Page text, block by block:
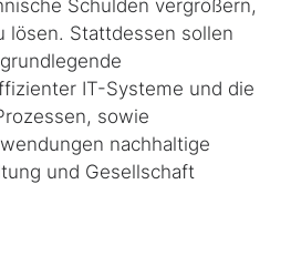
Schulden vergrößern,
lösen. Stattdessen sollen
IT-Systeme und die
sowie
nachhaltige
und Gesellschaft